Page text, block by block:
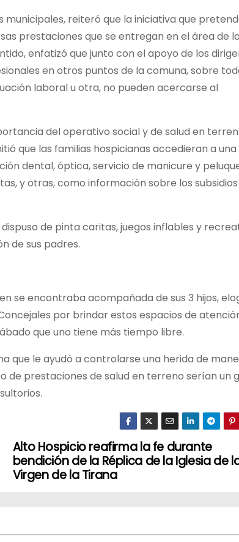
reiteró que la iniciativa que
prestaciones que se entregan en el área de la
enfatizó que junto con el apoyo de los
en otros puntos de la comuna, sobre
laboral u otra, no pueden acercarse al
del operativo social y de salud en
que las familias hospicianas accedieran a una
dental, óptica, servicio de manicure y
y otras, como información sobre los
de pinta caritas, juegos inflables y
de sus padres.
se encontraba acompañada de sus 3 hijos,
por brindar estos espacios de
que uno tiene más tiempo libre.
que le ayudó a controlarse una herida de
de prestaciones de salud en terreno serían un
Alto Hospicio reafirma la fe durante
bendición de la Réplica de la Iglesia de
Virgen de la Tirana